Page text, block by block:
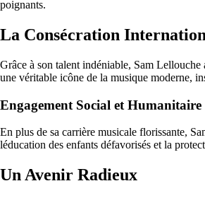
poignants.
La Consécration
Grâce à son talent indéniable, Sam Lellouche
une véritable icône de la musique moderne,
Engagement Social et Humanitaire
En plus de sa carrière musicale florissante,
léducation des enfants défavorisés et la
Un Avenir Radieux